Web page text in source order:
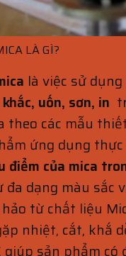
LÀ GÌ?
là việc sử
uốn, sơn, in
theo các mẫu
ứng dụng
điểm của mica
đa dạng màu sắc
từ chất liệu
nhiệt, cắt, khắ
giúp sản phẩm có